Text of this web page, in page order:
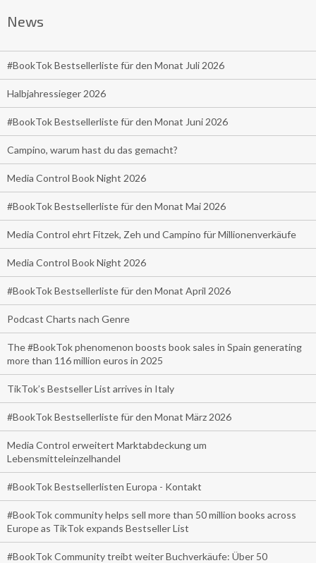
News
#BookTok Bestsellerliste für den Monat Juli 2026
Halbjahressieger 2026
#BookTok Bestsellerliste für den Monat Juni 2026
Campino, warum hast du das gemacht?
Media Control Book Night 2026
#BookTok Bestsellerliste für den Monat Mai 2026
Media Control ehrt Fitzek, Zeh und Campino für Millionenverkäufe
Media Control Book Night 2026
#BookTok Bestsellerliste für den Monat April 2026
Podcast Charts nach Genre
The #BookTok phenomenon boosts book sales in Spain generating
more than 116 million euros in 2025
TikTok’s Bestseller List arrives in Italy
#BookTok Bestsellerliste für den Monat März 2026
Media Control erweitert Marktabdeckung um
Lebensmitteleinzelhandel
#BookTok Bestsellerlisten Europa - Kontakt
#BookTok community helps sell more than 50 million books across
Europe as TikTok expands Bestseller List
#BookTok Community treibt weiter Buchverkäufe: Über 50